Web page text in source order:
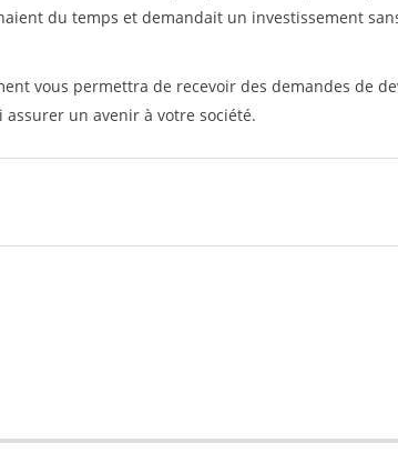
du temps et demandait un investissement
vous permettra de recevoir des demandes de
un avenir à votre société.